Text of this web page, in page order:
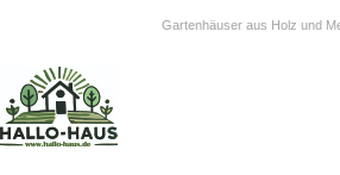
Gartenhäuser aus Holz und